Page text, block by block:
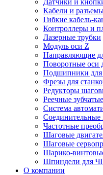
Датчики и
Кабели и
Гибкие кабель-
Контроллеры и
Лазерные трубки
Модуль оси Z
Направляющие
Поворотные оси
Подшипники
Фрезы для
Редукторы
Реечные
Система
Соединительные
Частотные
Шаговые
Шаговые
Шарико-
Шпиндели для
О компании